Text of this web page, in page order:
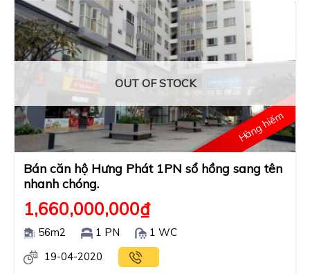
Hàng hiếm
OUT OF STOCK
Bán căn hộ Hưng Phát 1PN sổ hồng sang tên
nhanh chóng.
1,660,000,000₫
56m2 1 PN
1 WC
19-04-2020